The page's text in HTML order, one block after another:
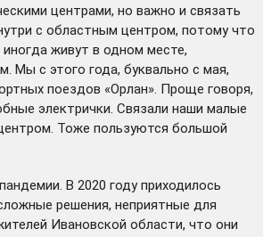
центрами, но важно и связать
с областным центром, потому что
живут в одном месте,
Мы с этого года, буквально с мая,
поездов «Орлан». Проще говоря,
электрички. Связали наши малые
Тоже пользуются большой
В 2020 году приходилось
решения, неприятные для
Ивановской области, что они